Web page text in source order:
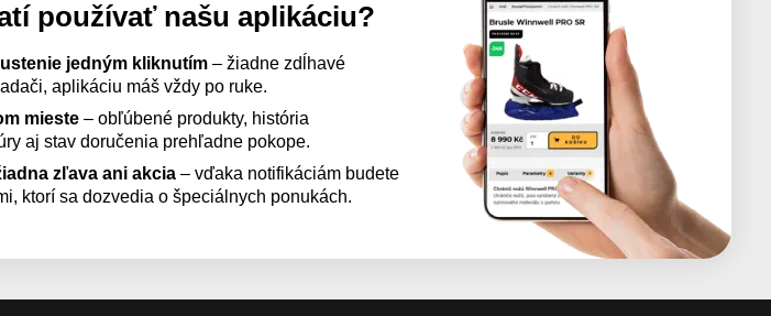
používať našu aplikáciu?
jedným kliknutím – žiadne zdĺhavé
aplikáciu máš vždy po ruke.
mieste – obľúbené produkty, história
aj stav doručenia prehľadne pokope.
zľava ani akcia – vďaka notifikáciám budete
ktorí sa dozvedia o špeciálnych ponukách.